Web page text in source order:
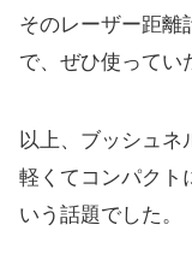
そのレーザー距離
で、 ぜひ使ってい
以上、ブッシュネ
軽くてコンパクト
いう話題でした。